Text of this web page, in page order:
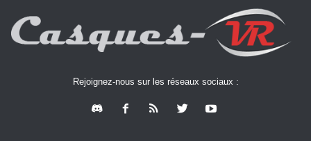
Rejoignez-nous sur les réseaux sociaux :